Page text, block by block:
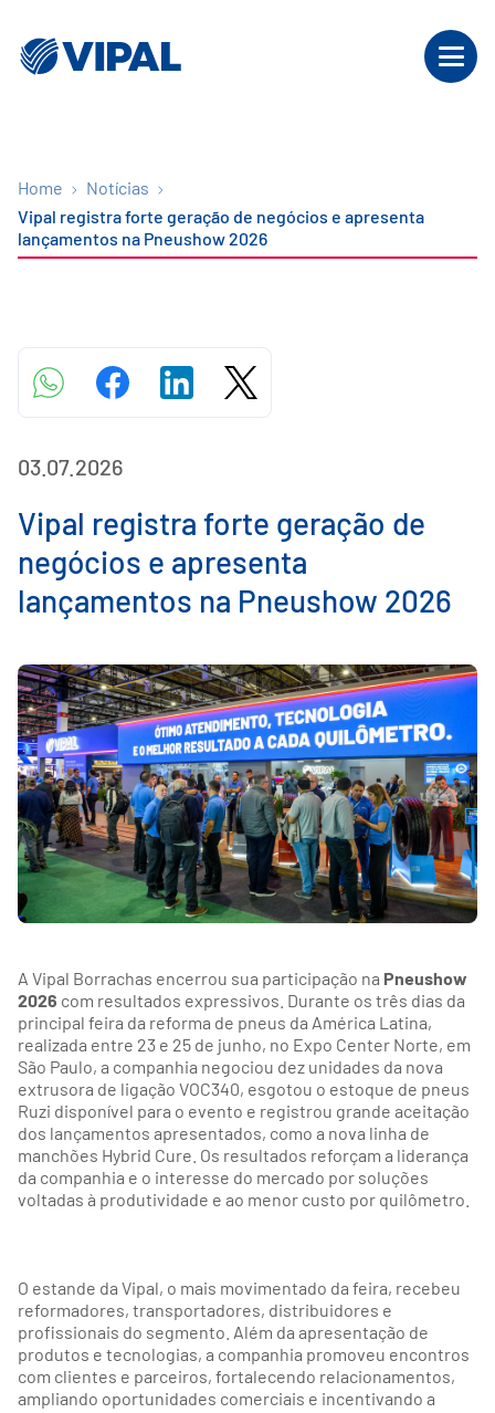
Home
Notícias
Vipal registra forte geração de negócios e apresenta
lançamentos na Pneushow 2026
03.07.2026
Vipal registra forte geração de
negócios e apresenta
lançamentos na Pneushow 2026
A Vipal Borrachas encerrou sua participação na Pneushow
2026 com resultados expressivos. Durante os três dias da
principal feira da reforma de pneus da América Latina,
realizada entre 23 e 25 de junho, no Expo Center Norte, em
São Paulo, a companhia negociou dez unidades da nova
extrusora de ligação VOC340, esgotou o estoque de pneus
Ruzi disponível para o evento e registrou grande aceitação
dos lançamentos apresentados, como a nova linha de
manchões Hybrid Cure. Os resultados reforçam a liderança
da companhia e o interesse do mercado por soluções
voltadas à produtividade e ao menor custo por quilômetro.
O estande da Vipal, o mais movimentado da feira, recebeu
reformadores, transportadores, distribuidores e
profissionais do segmento. Além da apresentação de
produtos e tecnologias, a companhia promoveu encontros
com clientes e parceiros, fortalecendo relacionamentos,
ampliando oportunidades comerciais e incentivando a